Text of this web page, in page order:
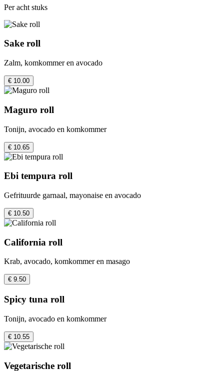
Per acht stuks
Sake roll
Zalm, komkommer en avocado
€ 10.00
Maguro roll
Tonijn, avocado en komkommer
€ 10.65
Ebi tempura roll
Gefrituurde garnaal, mayonaise en avocado
€ 10.50
California roll
Krab, avocado, komkommer en masago
€ 9.50
Spicy tuna roll
Tonijn, avocado en komkommer
€ 10.55
Vegetarische roll